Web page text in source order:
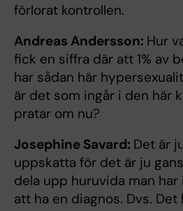
förlorat kontrollen.
Andreas Andersson: Hur
fick en siffra där att 1% av
har sådan här
är det som ingår i den här
pratar om nu?
Josephine Savard: Det är
uppskatta för det är ju
dela upp huruvida man
att ha en diagnos. Dvs. Det